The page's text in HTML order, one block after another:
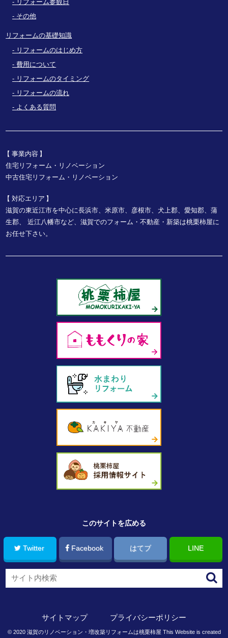
リフォーム参観日
その他
リフォームの基礎知識
リフォームのはじめ方
費用について
リフォームのタイミング
リフォームの流れ
よくある質問
事業内容
住宅リフォーム・リノベーション
中古住宅リフォーム・リノベーション
対応エリア
滋賀の東近江市を中心に長浜市、米原市、彦根市、犬上郡、愛知郡、蒲
生郡、
近江八幡市など、滋賀でのフォーム・不動産・新築は桃栗柿屋に
お任せ下さい。
このサイトを広める
Twitter Facebook はてブ LINE
サイトマップ プライバシーポリシー
© 2020 滋賀のリノベーション・増改築リフォームは桃栗柿屋 This Website is created